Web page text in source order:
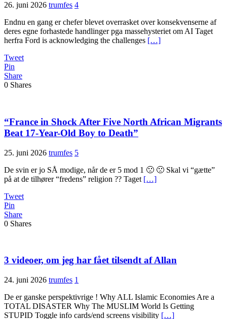
26. juni 2026 trumfes 4
Endnu en gang er chefer blevet overrasket over konsekvenserne af
deres egne forhastede handlinger pga massehysteriet om AI Taget
herfra Ford is acknowledging the challenges […]
Tweet
Pin
Share
0 Shares
“France in Shock After Five North African Migrants
Beat 17-Year-Old Boy to Death”
25. juni 2026 trumfes 5
De svin er jo SÅ modige, når de er 5 mod 1 🙁 🙁 Skal vi “gætte”
på at de tilhører “fredens” religion ?? Taget […]
Tweet
Pin
Share
0 Shares
3 videoer, om jeg har fået tilsendt af Allan
24. juni 2026 trumfes 1
De er ganske perspektivrige ! Why ALL Islamic Economies Are a
TOTAL DISASTER Why The MUSLIM World Is Getting
STUPID Toggle info cards/end screens visibility […]